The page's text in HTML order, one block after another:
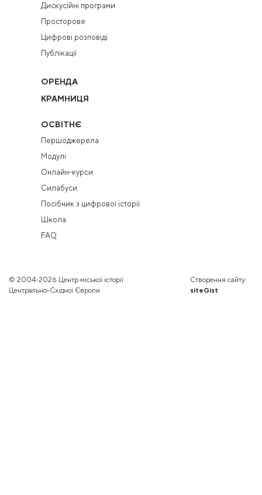
Дискусійні програми
Просторове
Цифрові розповіді
Публікації
ОРЕНДА
КРАМНИЦЯ
ОСВІТНЄ
Першоджерела
Модулі
Онлайн-курси
Силабуси
Посібник з цифрової історії
Школа
FAQ
© 2004-2026 Центр міської історії
Центрально-Східної Європи
Створення сайту:
siteGist